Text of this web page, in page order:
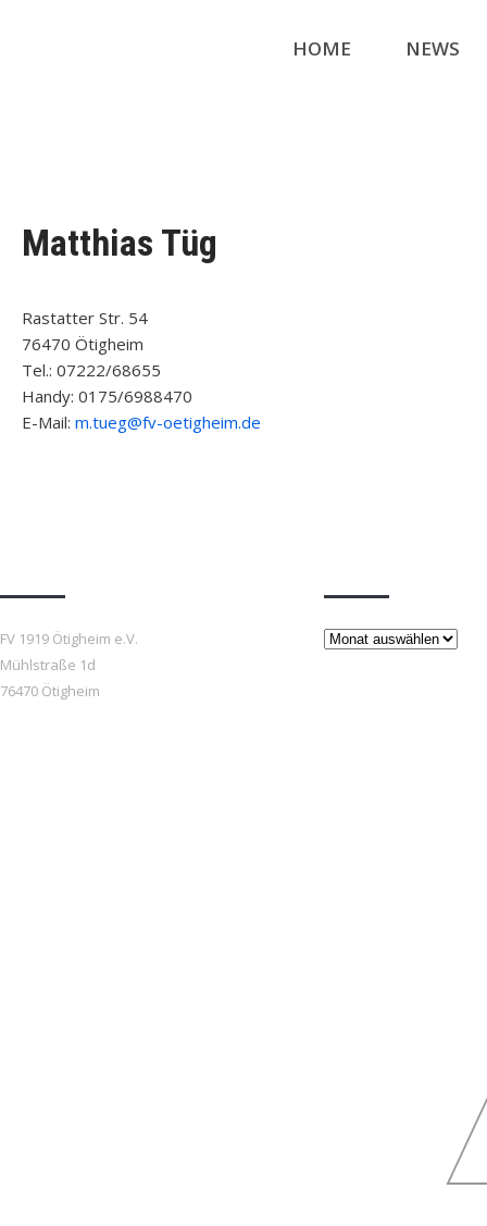
HOME NEWS
Matthias Tüg
Rastatter Str. 54
76470 Ötigheim
Tel.: 07222/68655
Handy: 0175/6988470
E-Mail: m.tueg@fv-oetigheim.de
FV 1919 Ötigheim e.V.
Mühlstraße 1d
76470 Ötigheim
Beiträge